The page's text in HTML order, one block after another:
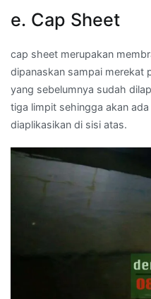
e. Cap Sheet
cap sheet merupakan
dipanaskan sampai merekat
yang sebelumnya sudah
tiga limpit sehingga akan
diaplikasikan di sisi atas.